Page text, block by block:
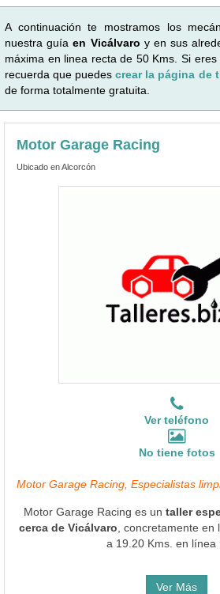
A continuación te mostramos los
nuestra guíaen Vicálvaro y en sus
máxima en linea recta de 50 Kms. Si eres
recuerda que puedescrear la página de
de forma totalmente gratuita.
Motor Garage Racing
Ubicado en Alcorcón
Ver teléfono
No tiene fotos
Motor Garage Racing, Especialistas
Motor Garage Racing es un taller
cerca de Vicálvaro , concretamente
a 19.20 Kms. en línea
Ver Más